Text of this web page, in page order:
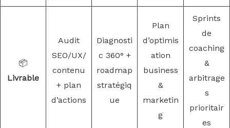
📦
Livrable
Audit
SEO/UX/
contenu
+ plan
d’actions
Diagnosti
c 360° +
roadmap
stratégiq
ue
Plan
d’optimis
ation
business
&
marketin
g
Sprints
de
coaching
&
arbitrage
s
prioritair
es